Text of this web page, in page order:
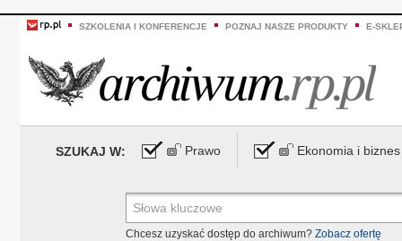
SZKOLENIA I KONFERENCJE POZNAJ NASZE PRODUKTY E-
SZUKAJ W: Prawo Ekonomia i biznes
Chcesz uzyskać dostęp do archiwum? Zobacz ofertę